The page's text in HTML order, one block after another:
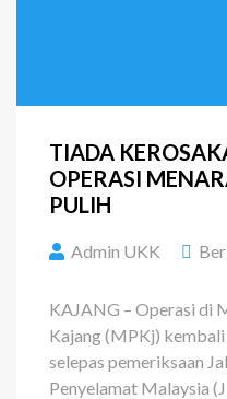
TIADA
OPERASI
PULIH
Admin UKK
KAJANG – Operasi di
Kajang (MPKj)
selepas pemeriksaan
Penyelamat Malaysia